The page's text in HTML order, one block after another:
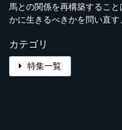
馬との関係を再構築するこ
かに生きるべきかを問い直す
カテゴリ
特集一覧